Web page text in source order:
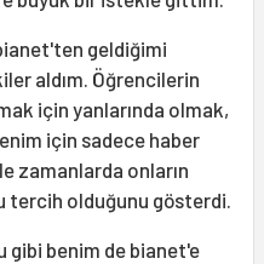
geldiğimi
aldım. Öğrencilerin
için yanlarında olmak,
için sadece haber
zamanlarda onların
tercih olduğunu gösterdi.
gibi benim de bianet'e